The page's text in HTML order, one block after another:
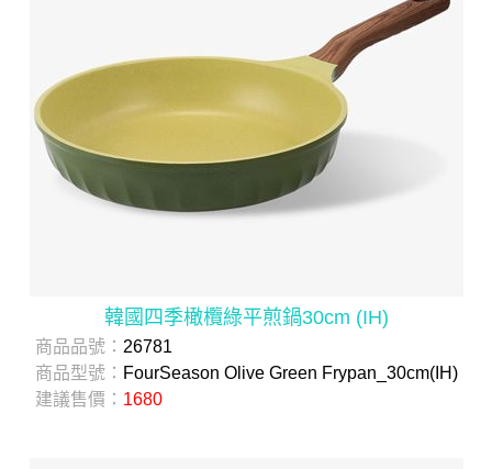
韓國四季橄欖綠平煎鍋30cm (IH)
商品品號： 26781
商品型號： FourSeason Olive Green Frypan_30cm(IH)
建議售價： 1680